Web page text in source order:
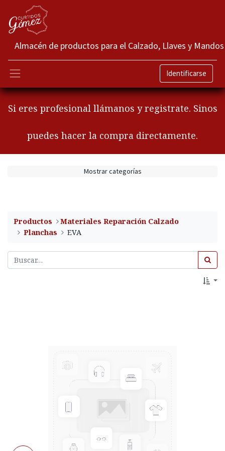
Almacén de productos para el Calzado, Llaves y Mandos
Identificarse
Si eres profesional llámanos y registrate. Sinos
puedes hacer la compra directamente.
Mostrar categorías
Productos
​Materiales Reparación Calzado
Planchas
EVA